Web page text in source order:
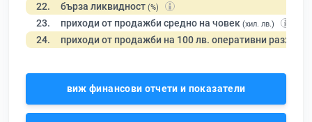
22. бърза ликвидност (%)
23. приходи от продажби средно на човек (хил. лв.)
24. приходи от продажби на 100 лв. оперативни разходи
виж финансови отчети и показатели